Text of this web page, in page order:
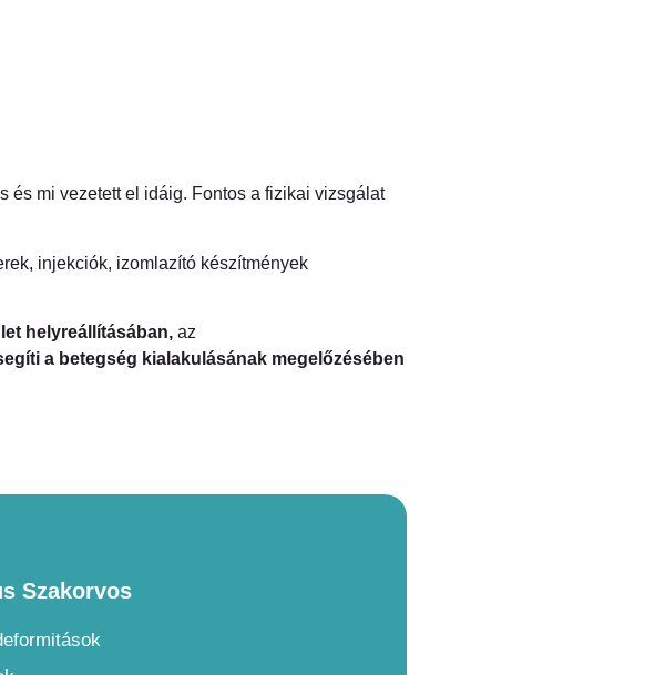
és mi vezetett el idáig. Fontos a fizikai vizsgálat
injekciók, izomlazító készítmények
helyreállításában, az
a betegség kialakulásának megelőzésében
Szakorvos